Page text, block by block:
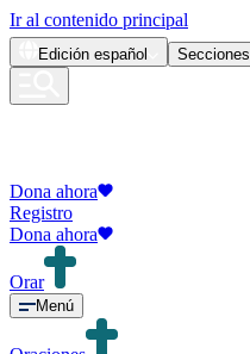
Ir al contenido principal
Edición español Secciones
Dona ahora
Registro
Dona ahora
Orar
Menú